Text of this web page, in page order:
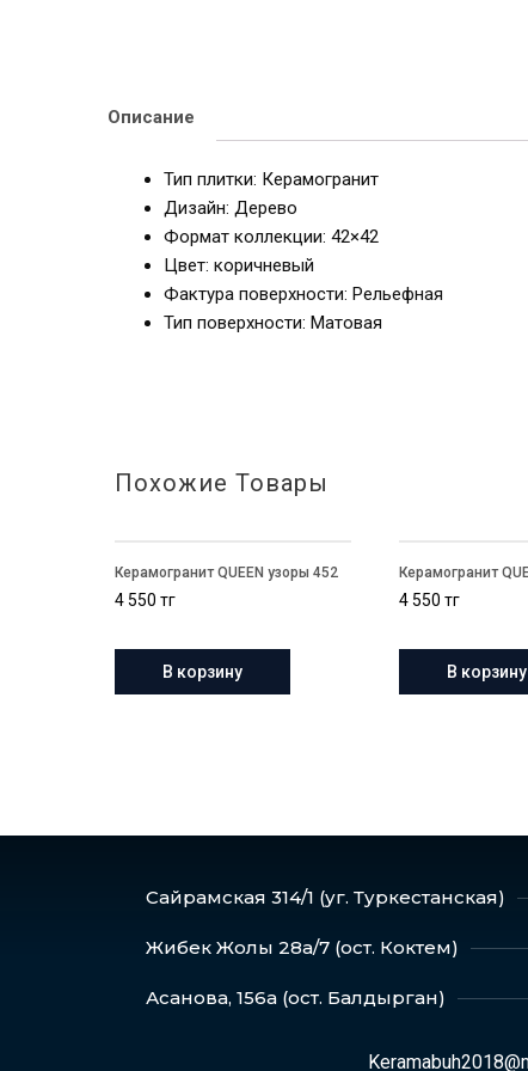
Описание
Тип плитки: Керамогранит
Дизайн: Дерево
Формат коллекции: 42×42
Цвет: коричневый
Фактура поверхности: Рельефная
Тип поверхности: Матовая
Похожие Товары
Керамогранит QUEEN узоры 452
4 550 тг
В корзину
Керамогранит
4 550 тг
В корзину
Сайрамская 314/1 (уг. Туркестанская)
Жибек Жолы 28а/7 (ост. Коктем)
Асанова, 156а (ост. Балдырган)